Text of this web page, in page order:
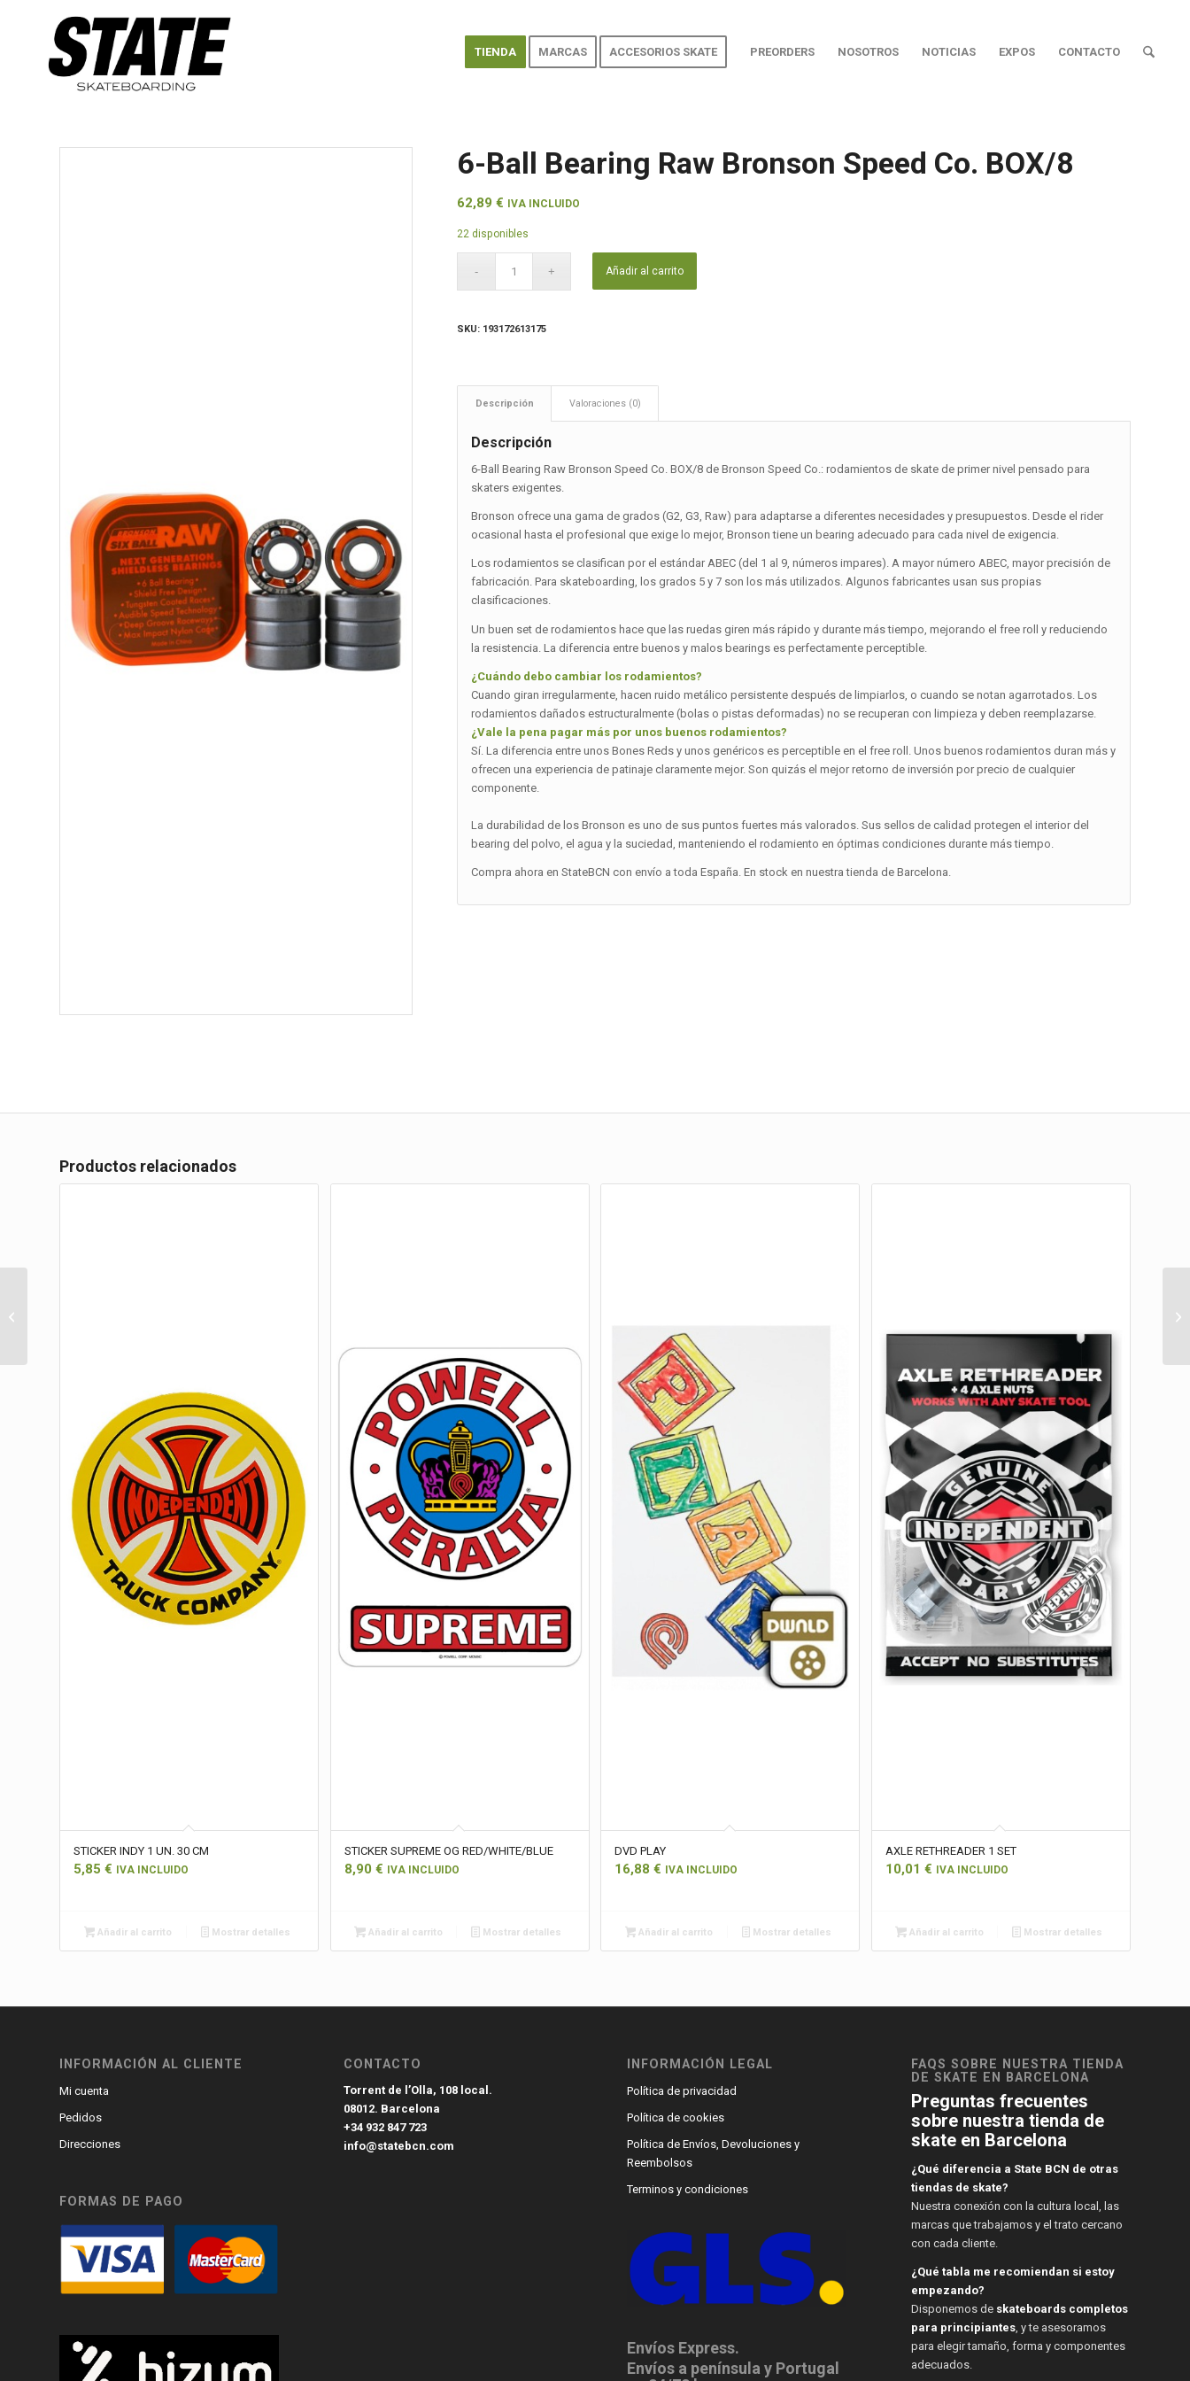
TIENDA MARCAS ACCESORIOS SKATE PREORDERS NOSOTROS NOTICIAS EXPOS CONTACTO
6-Ball Bearing Raw Bronson Speed Co. BOX/8
62,89€ IVA INCLUIDO
22 disponibles
Añadir al carrito
SKU: 193172613175
Descripción Valoraciones (0)
Descripción
6-Ball Bearing Raw Bronson Speed Co. BOX/8 de Bronson Speed Co.: rodamientos de skate de primer nivel pensado para
skaters exigentes.
Bronson ofrece una gama de grados (G2, G3, Raw) para adaptarse a diferentes necesidades y presupuestos. Desde el rider
ocasional hasta el profesional que exige lo mejor, Bronson tiene un bearing adecuado para cada nivel de exigencia.
Los rodamientos se clasifican por el estándar ABEC (del 1 al 9, números impares). A mayor número ABEC, mayor precisión de
fabricación. Para skateboarding, los grados 5 y 7 son los más utilizados. Algunos fabricantes usan sus propias
clasificaciones.
Un buen set de rodamientos hace que las ruedas giren más rápido y durante más tiempo, mejorando el free roll y reduciendo
la resistencia. La diferencia entre buenos y malos bearings es perfectamente perceptible.
¿Cuándo debo cambiar los rodamientos?
Cuando giran irregularmente, hacen ruido metálico persistente después de limpiarlos, o cuando se notan agarrotados. Los
rodamientos dañados estructuralmente (bolas o pistas deformadas) no se recuperan con limpieza y deben reemplazarse.
¿Vale la pena pagar más por unos buenos rodamientos?
Sí. La diferencia entre unos Bones Reds y unos genéricos es perceptible en el free roll. Unos buenos rodamientos duran más y
ofrecen una experiencia de patinaje claramente mejor. Son quizás el mejor retorno de inversión por precio de cualquier
componente.
La durabilidad de los Bronson es uno de sus puntos fuertes más valorados. Sus sellos de calidad protegen el interior del
bearing del polvo, el agua y la suciedad, manteniendo el rodamiento en óptimas condiciones durante más tiempo.
Compra ahora en StateBCN con envío a toda España. En stock en nuestra tienda de Barcelona.
Productos relacionados
STICKER INDY 1 UN. 30 CM
5,85 € IVA INCLUIDO
Añadir al carrito Mostrar detalles
STICKER SUPREME OG RED/WHITE/BLUE
8,90 € IVA INCLUIDO
Añadir al carrito Mostrar detalles
DVD PLAY
16,88€ IVA INCLUIDO
Añadir al carrito Mostrar detalles
AXLE RETHREADER 1 SET
10,01 € IVA INCLUIDO
Añadir al carrito Mostrar detalles
INFORMACIÓN AL CLIENTE
Mi cuenta
Pedidos
Direcciones
FORMAS DE PAGO
CONTACTO
Torrent de l’Olla, 108 local.
08012. Barcelona
+34 932 847 723
info@statebcn.com
INFORMACIÓN LEGAL
Política de privacidad
Política de cookies
Política de Envíos, Devoluciones y
Reembolsos
Terminos y condiciones
Envíos Express.
Envíos a península y Portugal
FAQS SOBRE NUESTRA TIENDA
DE SKATE EN BARCELONA
Preguntas frecuentes
sobre nuestra tienda de
skate en Barcelona
¿Qué diferencia a State BCN de otras
tiendas de skate?
Nuestra conexión con la cultura local, las
marcas que trabajamos y el trato cercano
con cada cliente.
¿Qué tabla me recomiendan si estoy
empezando?
Disponemos de skateboards completos
para principiantes, y te asesoramos
para elegir tamaño, forma y componentes
adecuados.